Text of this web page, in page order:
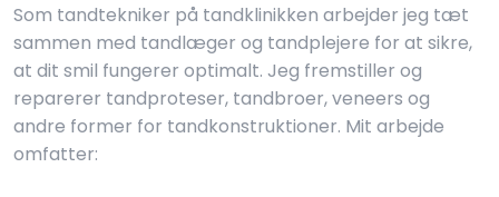
Som tandtekniker på tandklinikken arbejder jeg tæt
sammen med tandlæger og tandplejere for at sikre,
at dit smil fungerer optimalt. Jeg fremstiller og
reparerer tandproteser, tandbroer, veneers og
andre former for tandkonstruktioner. Mit arbejde
omfatter: